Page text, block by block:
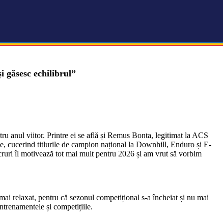
găsesc echilibrul”
anul viitor. Printre ei se află și Remus Bonta, legitimat la ACS
cucerind titlurile de campion național la Downhill, Enduro și E-
îl motivează tot mai mult pentru 2026 și am vrut să vorbim
relaxat, pentru că sezonul competițional s-a încheiat și nu mai
și competițiile.